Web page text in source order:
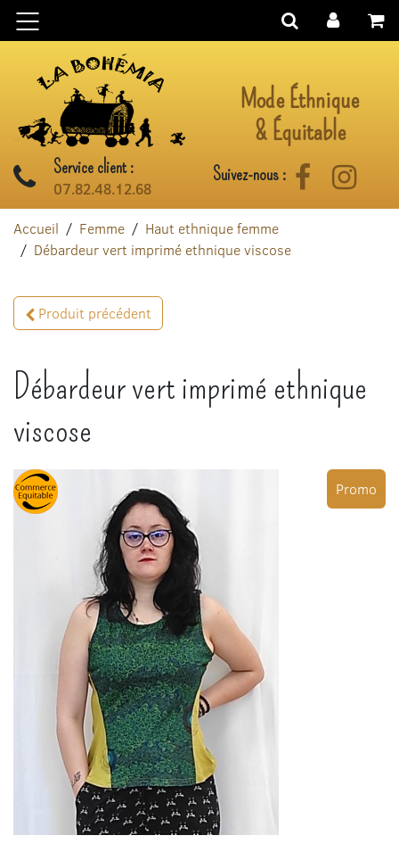
Aller au contenu
Mode Éthnique
& Équitable
Service client :
07.82.48.12.68
Suivez-nous : Facebook
Accueil Femme
Haut ethnique femme
Débardeur vert imprimé ethnique viscose
Produit précédent
Débardeur vert imprimé ethnique
viscose
Promo